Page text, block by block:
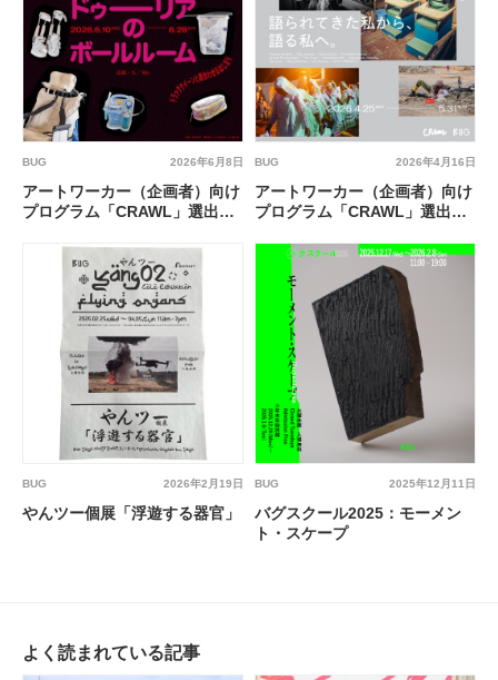
2026年6月8日
BUG
アートワーカー（企画者）向け
プログラム「CRAWL」選出企
2026年4月16日
BUG
アートワーカー（企画者）向け
プログラム「CRAWL」選出企
る世界 語られてきた私から、
語る私へ。
2026年2月19日
BUG
やんツー個展「浮遊する器官」
2025年12月11日
BUG
バグスクール2025：モーメン
ト・スケープ
よく読まれている記事